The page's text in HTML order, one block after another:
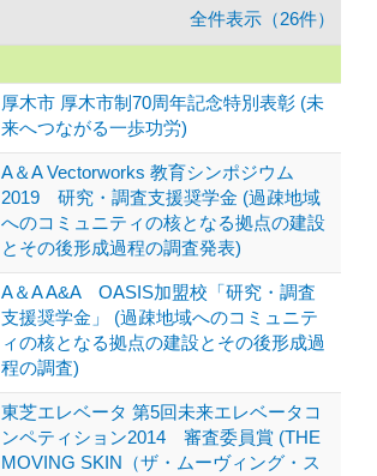
全件表示（26件）
厚木市 厚木市制70周年記念特別表彰 (未
来へつながる一歩功労)
A＆A Vectorworks 教育シンポジウム
2019 研究・調査支援奨学金 (過疎地域
へのコミュニティの核となる拠点の建設
とその後形成過程の調査発表)
A＆A A&A OASIS加盟校「研究・調査
支援奨学金」 (過疎地域へのコミュニテ
ィの核となる拠点の建設とその後形成過
程の調査)
東芝エレベータ 第5回未来エレベータコ
ンペティション2014 審査委員賞 (THE
MOVING SKIN（ザ・ムーヴィング・ス